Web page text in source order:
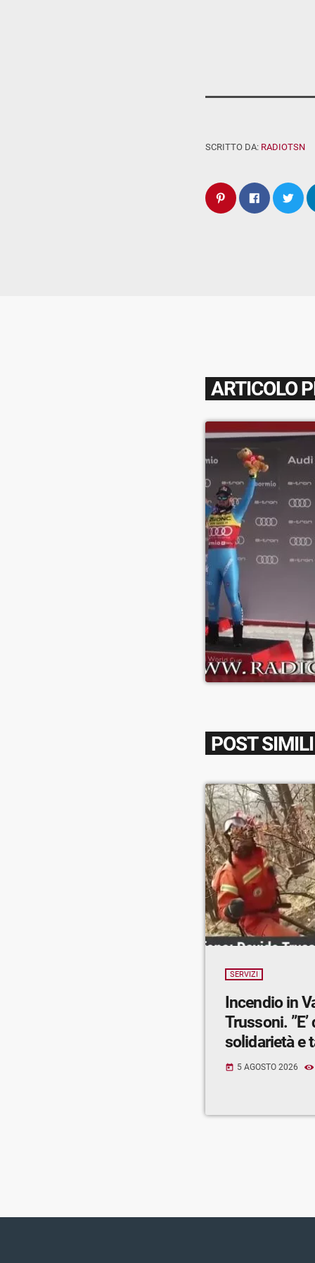
SCRITTO DA: RADIOTSN
ARTICOLO
POST SIMILI
SERVIZI
Incendio in
Trussoni.
solidarietà e
today 5 AGOSTO 2026